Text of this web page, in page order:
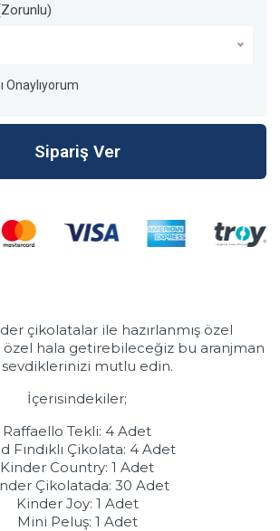
Onaylıyorum
çikolatalar ile hazırlanmış özel
hala getirebileceğiz bu aranjman
mutlu edin.
İçerisindekiler;
Raffaello Tekli: 4 Adet
Fındıklı Çikolata: 4 Adet
Kinder Country: 1 Adet
Çikolatada: 30 Adet
Kinder Joy: 1 Adet
Mini Peluş: 1 Adet